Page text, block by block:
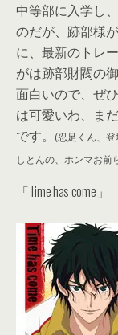
中等部に入学し
のだが、跡部様
に、最新のトレ
がは跡部財閥の
面白いので、ぜ
は可愛いわ、ま
です。
(忍足くん、
しとんの、ホンマお前
「Time has come」